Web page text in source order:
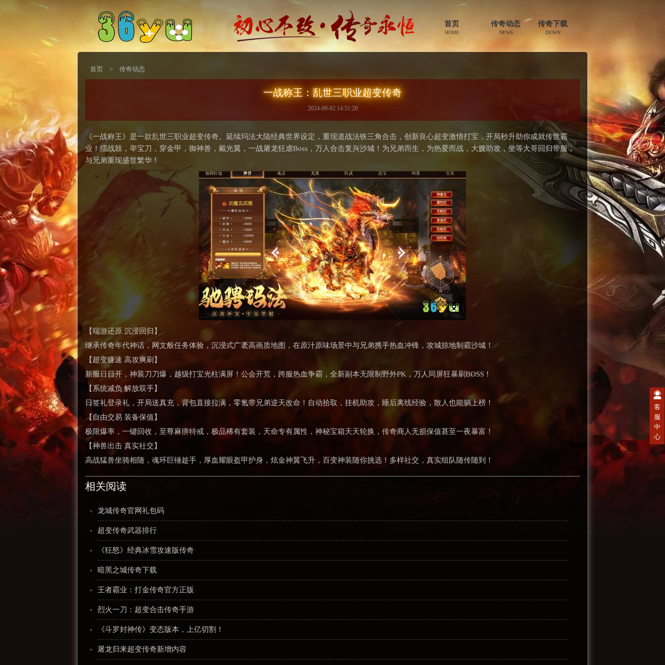
首页
HOME
传奇动态
NEWS
传奇下载
DOWN
首页 > 传奇动态
一战称王：乱世三职业超变传奇
2024-09-02 14:51:20
《一战称王》是一款乱世三职业超变传奇。延续玛法大陆经典世界设定，重现道战法铁三角合击，创新良心超变激情打宝，开局秒升助你成就传世霸
业！擂战鼓，举宝刀，穿金甲，御神兽，戴光翼，一战屠龙狂虐Boss，万人合击复兴沙城！为兄弟而生，为热爱而战，大嫂助攻，坐等大哥回归带服，
与兄弟重现盛世繁华！
【端游还原 沉浸回归】
继承传奇年代神话，网文般任务体验，沉浸式广袤高画质地图，在原汁原味场景中与兄弟携手热血冲锋，攻城掠地制霸沙城！
【超变赚速 高攻爽刷】
新服日日开，神装刀刀爆，越级打宝光柱满屏！公会开荒，跨服热血争霸，全新副本无限制野外PK，万人同屏狂暴刷BOSS！
【系统减负 解放双手】
日签礼登录礼，开局送真充，背包直接拉满，零氪带兄弟逆天改命！自动拾取，挂机助攻，睡后离线经验，散人也能躺上榜！
【自由交易 装备保值】
极限爆率，一键回收，至尊麻痹特戒，极品稀有套装，天命专有属性，神秘宝箱天天轮换，传奇商人无损保值甚至一夜暴富！
【神兽出击 真实社交】
高战猛兽坐骑相随，魂环巨锤趁手，厚血耀眼盔甲护身，炫金神翼飞升，百变神装随你挑选！多样社交，真实组队随传随到！
相关阅读
龙城传奇官网礼包码
超变传奇武器排行
《狂怒》经典冰雪攻速版传奇
暗黑之城传奇下载
王者霸业：打金传奇官方正版
烈火一刀：超变合击传奇手游
《斗罗封神传》变态版本，上亿切割！
屠龙归来超变传奇新增内容
客
服
中
心